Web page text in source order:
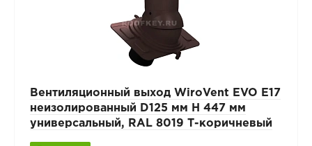
Вентиляционный выход WiroVent EVO E17
неизолированный D125 мм Н 447 мм
универсальный, RAL 8019 Т-коричневый